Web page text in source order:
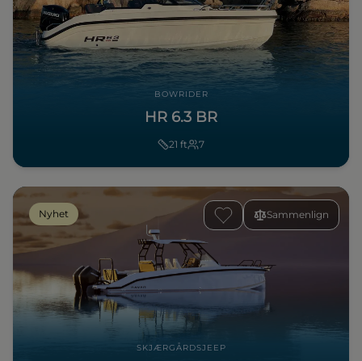
BOWRIDER
HR 6.3 BR
21 ft 7
Sammenlign
Nyhet
SKJÆRGÅRDSJEEP